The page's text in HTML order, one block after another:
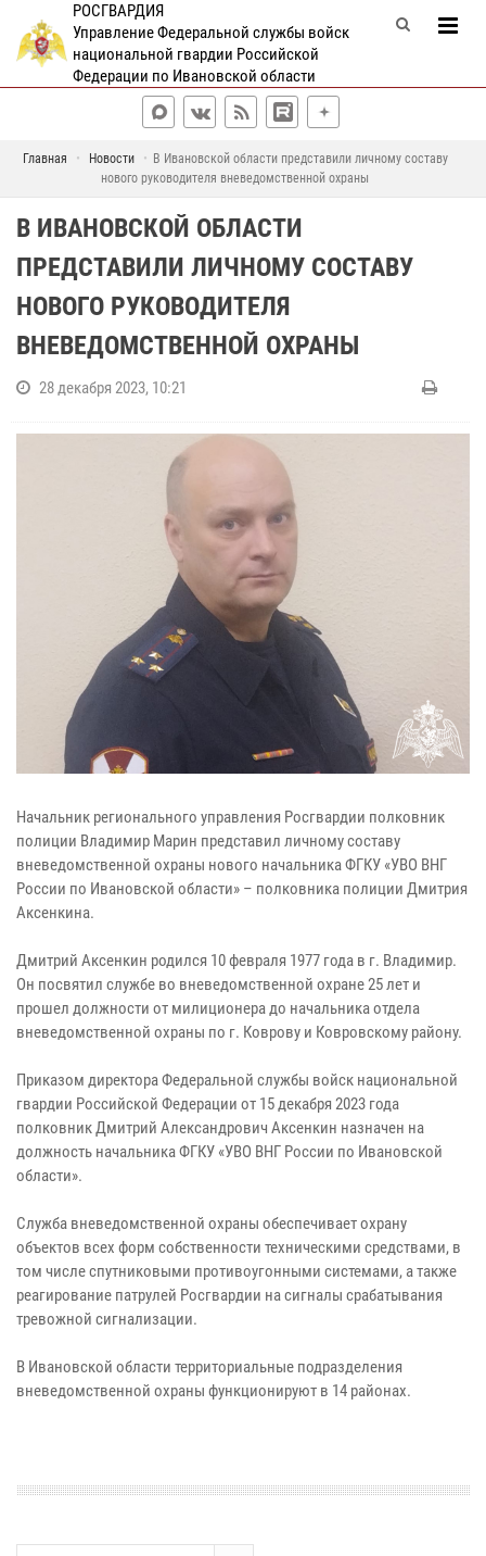
РОСГВАРДИЯ
Управление Федеральной службы войск
национальной гвардии Российской
Федерации по Ивановской области
Главная Новости
В Ивановской области представили личному составу
нового руководителя вневедомственной охраны
В ИВАНОВСКОЙ ОБЛАСТИ
ПРЕДСТАВИЛИ ЛИЧНОМУ СОСТАВУ
НОВОГО РУКОВОДИТЕЛЯ
ВНЕВЕДОМСТВЕННОЙ ОХРАНЫ
28 декабря 2023, 10:21
Начальник регионального управления Росгвардии полковник
полиции Владимир Марин представил личному составу
вневедомственной охраны нового начальника ФГКУ «УВО ВНГ
России по Ивановской области» – полковника полиции Дмитрия
Аксенкина.
Дмитрий Аксенкин родился 10 февраля 1977 года в г. Владимир.
Он посвятил службе во вневедомственной охране 25 лет и
прошел должности от милиционера до начальника отдела
вневедомственной охраны по г. Коврову и Ковровскому району.
Приказом директора Федеральной службы войск национальной
гвардии Российской Федерации от 15 декабря 2023 года
полковник Дмитрий Александрович Аксенкин назначен на
должность начальника ФГКУ «УВО ВНГ России по Ивановской
области».
Служба вневедомственной охраны обеспечивает охрану
объектов всех форм собственности техническими средствами, в
том числе спутниковыми противоугонными системами, а также
реагирование патрулей Росгвардии на сигналы срабатывания
тревожной сигнализации.
В Ивановской области территориальные подразделения
вневедомственной охраны функционируют в 14 районах.